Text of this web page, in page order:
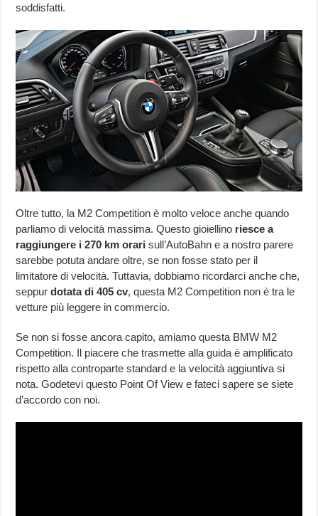
soddisfatti.
Oltre tutto, la M2 Competition è molto veloce anche quando
parliamo di velocità massima. Questo gioiellino riesce a
raggiungere i 270 km orari sull’AutoBahn e a nostro parere
sarebbe potuta andare oltre, se non fosse stato per il
limitatore di velocità. Tuttavia, dobbiamo ricordarci anche che,
seppurdotata di 405 cv, questa M2 Competition non è tra le
vetture più leggere in commercio.
Se non si fosse ancora capito, amiamo questa BMW M2
Competition. Il piacere che trasmette alla guida è amplificato
rispetto alla controparte standard e la velocità aggiuntiva si
nota. Godetevi questo Point Of View e fateci sapere se siete
d’accordo con noi.